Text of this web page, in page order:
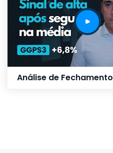
Análise de Fechamento